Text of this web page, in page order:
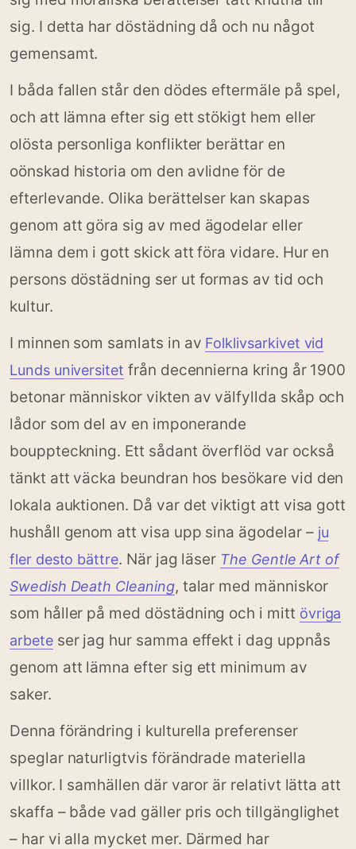
sig. I detta har döstädning då och nu något
gemensamt.
I båda fallen står den dödes eftermäle på spel,
och att lämna efter sig ett stökigt hem eller
olösta personliga konflikter berättar en
oönskad historia om den avlidne för de
efterlevande. Olika berättelser kan skapas
genom att göra sig av med ägodelar eller
lämna dem i gott skick att föra vidare. Hur en
persons döstädning ser ut formas av tid och
kultur.
I minnen som samlats in av Folklivsarkivet vid
Lunds universitet från decennierna kring år 1900
betonar människor vikten av välfyllda skåp och
lådor som del av en imponerande
bouppteckning. Ett sådant överflöd var också
tänkt att väcka beundran hos besökare vid den
lokala auktionen. Då var det viktigt att visa gott
hushåll genom att visa upp sina ägodelar – ju
fler desto bättre. När jag läser The Gentle Art of
Swedish Death Cleaning, talar med människor
som håller på med döstädning och i mitt övriga
arbeteser jag hur samma effekt i dag uppnås
genom att lämna efter sig ett minimum av
saker.
Denna förändring i kulturella preferenser
speglar naturligtvis förändrade materiella
villkor. I samhällen där varor är relativt lätta att
skaffa – både vad gäller pris och tillgänglighet
– har vi alla mycket mer. Därmed har